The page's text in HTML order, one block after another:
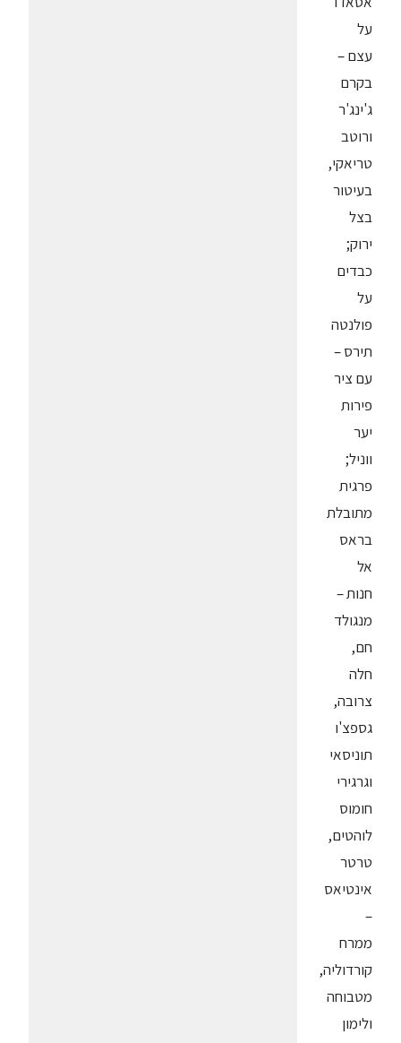
על
עצם –
בקרם
ג'ינג'ר
ורוטב
טריאקי,
בעיטור
בצל
ירוק;
כבדים
על
פולנטה
תירס –
עם ציר
פירות
יער
ווניל;
פרגית
מתובלת
בראס
אל
חנות –
מנגולד
חם,
חלה
צרובה,
גספצ'ו
תוניסאי
וגרגירי
חומוס
לוהטים,
טרטר
אינטיאס
–
ממרח
קורדוליה,
מטבוחה
ולימון